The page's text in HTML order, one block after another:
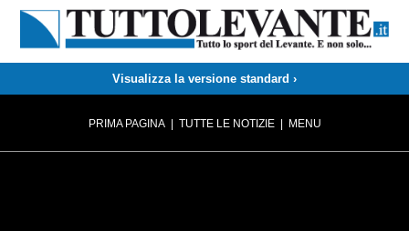
Visualizza la versione standard ›
PRIMA PAGINA| TUTTE LE NOTIZIE| MENU